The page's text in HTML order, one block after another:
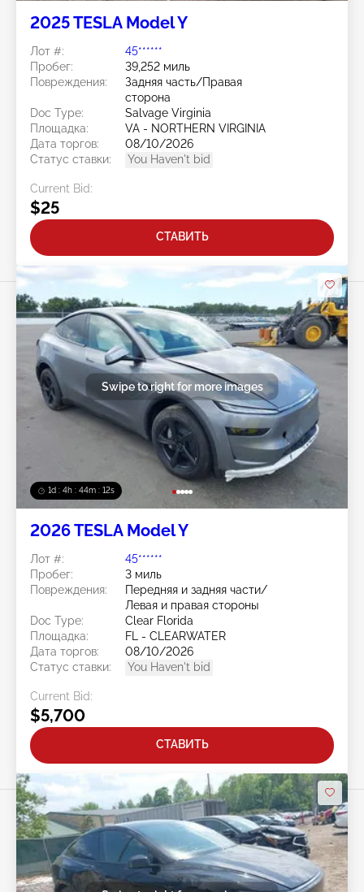
2025 TESLA Model Y
Лот #:
45******
Пробег:
39,252 миль
Повреждения:
Задняя часть/Правая
сторона
Doc Type:
Salvage Virginia
Площадка:
VA - NORTHERN VIRGINIA
Дата торгов:
08/10/2026
Статус ставки:
You Haven't bid
Current Bid:
$25
СТАВИТЬ
1d : 4h : 44m : 09s
Swipe to right for more images
2026 TESLA Model Y
Лот #:
45******
Пробег:
3 миль
Повреждения:
Передняя и задняя части/
Левая и правая стороны
Doc Type:
Clear Florida
Площадка:
FL - CLEARWATER
Дата торгов:
08/10/2026
Статус ставки:
You Haven't bid
Current Bid:
$5,700
СТАВИТЬ